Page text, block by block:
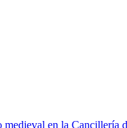
en la Cancillería